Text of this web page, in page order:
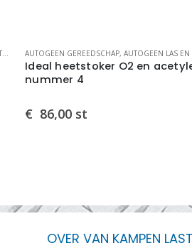
AUTOGEEN GEREEDSCHAP,AUTOGEEN LAS
Ideal heetstoker O2 en
nummer 4
€ 86,00 st
OVER VAN KAMPEN